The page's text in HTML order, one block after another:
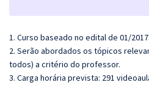
1. Curso baseado no edital de 01/2017.
2. Serão abordados os tópicos
todos) a critério do professor.
3. Carga horária prevista: 291